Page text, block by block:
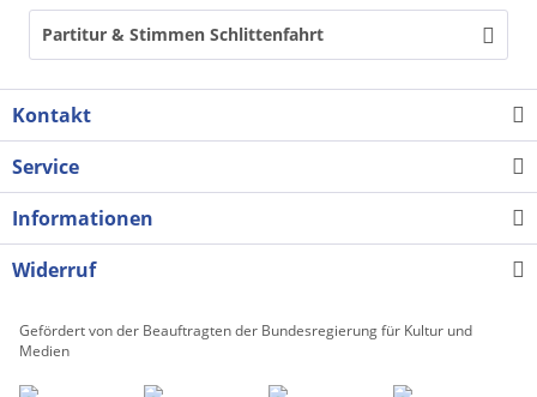
Partitur & Stimmen Schlittenfahrt
Kontakt
Service
Informationen
Widerruf
Gefördert von der Beauftragten der Bundesregierung für Kultur und
Medien